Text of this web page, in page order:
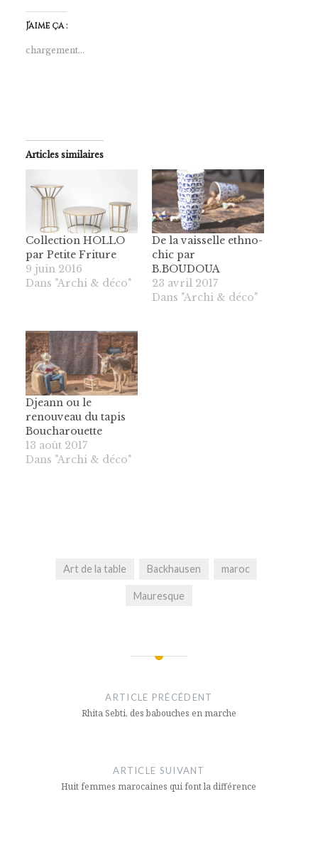
J’aime ça :
chargement…
Articles similaires
Collection HOLLO
par Petite Friture
9 juin 2016
Dans "Archi & déco"
De la vaisselle ethno-
chic par
B.BOUDOUA
23 avril 2017
Dans "Archi & déco"
Djeann ou le
renouveau du tapis
Boucharouette
13 août 2017
Dans "Archi & déco"
Art de la table Backhausen maroc
Mauresque
ARTICLE PRÉCÉDENT
Rhita Sebti, des babouches en marche
ARTICLE SUIVANT
Huit femmes marocaines qui font la différence